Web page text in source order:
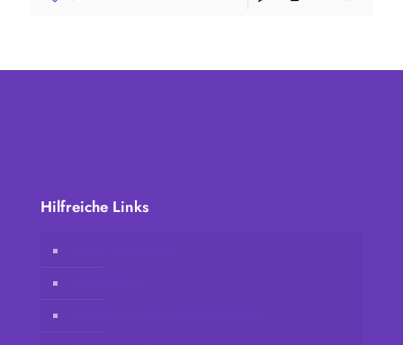
Hilfreiche Links